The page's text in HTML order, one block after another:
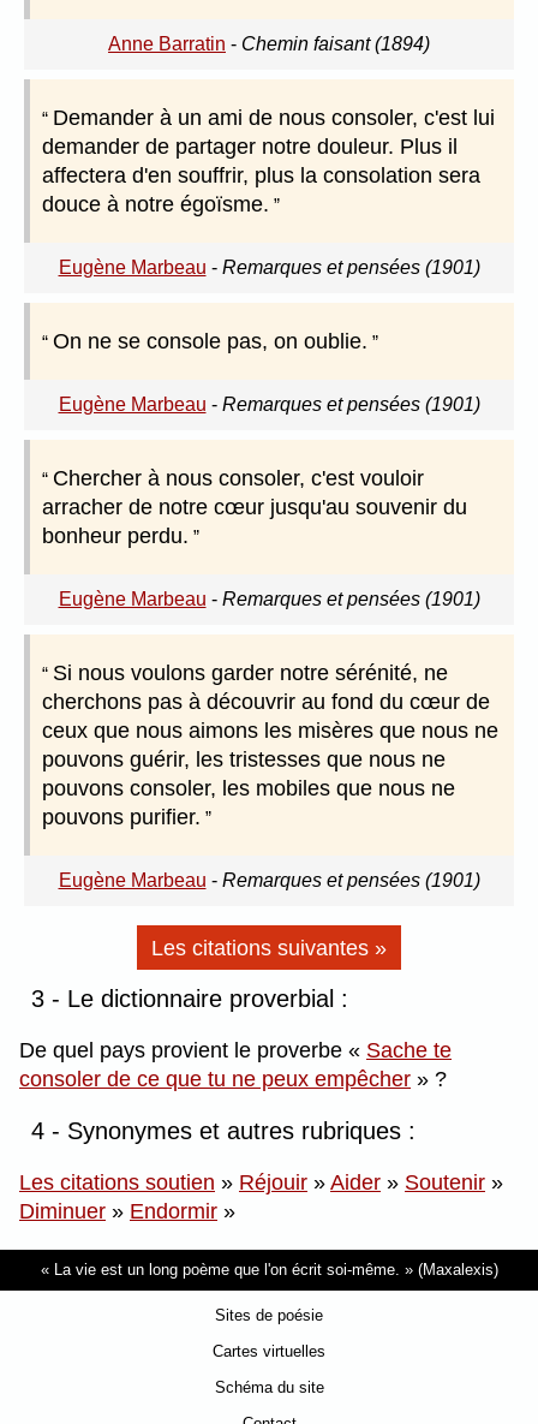
Anne Barratin - Chemin faisant (1894)
Demander à un ami de nous consoler, c'est lui
demander de partager notre douleur. Plus il
affectera d'en souffrir, plus la consolation sera
douce à notre égoïsme.
Eugène Marbeau - Remarques et pensées (1901)
On ne se console pas, on oublie.
Eugène Marbeau - Remarques et pensées (1901)
Chercher à nous consoler, c'est vouloir
arracher de notre cœur jusqu'au souvenir du
bonheur perdu.
Eugène Marbeau - Remarques et pensées (1901)
Si nous voulons garder notre sérénité, ne
cherchons pas à découvrir au fond du cœur de
ceux que nous aimons les misères que nous ne
pouvons guérir, les tristesses que nous ne
pouvons consoler, les mobiles que nous ne
pouvons purifier.
Eugène Marbeau - Remarques et pensées (1901)
Les citations suivantes »
3 - Le dictionnaire proverbial :
De quel pays provient le proverbe
Sache te
consoler de ce que tu ne peux empêcher
?
4 - Synonymes et autres rubriques :
Les citations soutien » Réjouir » Aider » Soutenir »
Diminuer » Endormir »
La vie est un long poème que l'on écrit soi-même. (Maxalexis)
Sites de poésie
Cartes virtuelles
Schéma du site